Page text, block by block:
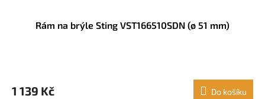
Rám na brýle Sting VST166510SDN (ø 51 mm)
1 139 Kč Do košíku